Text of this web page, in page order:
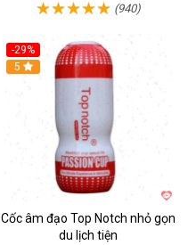
(940)
-29%
5
Cốc âm đạo Top Notch nhỏ gọn
du lịch tiện